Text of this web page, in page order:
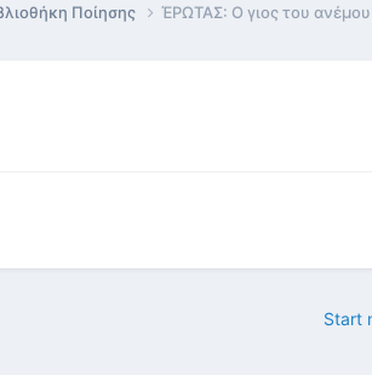
Ποίησης ΈΡΩΤΑΣ: Ο γιος του ανέμου
Start